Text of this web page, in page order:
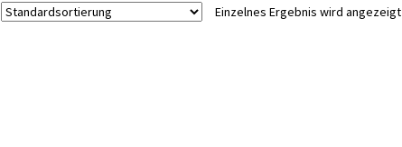
Einzelnes Ergebnis wird angezeigt